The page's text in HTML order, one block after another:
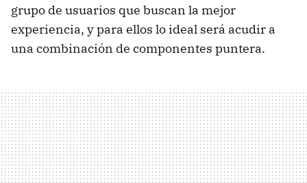
grupo de usuarios que buscan la mejor
experiencia, y para ellos lo ideal será acudir a
una combinación de componentes puntera.